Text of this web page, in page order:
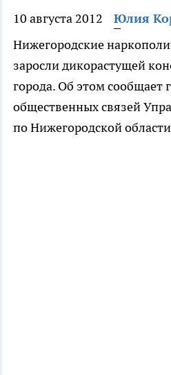
10 августа 2012
Юлия
Нижегородские
заросли дикорастущей
города. Об этом
общественных связей
по Нижегородской